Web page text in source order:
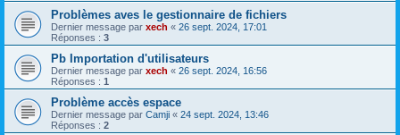
Problèmes aves le gestionnaire de fichiers
Dernier message par xech « 26 sept. 2024, 17:01
Réponses : 3
Pb Importation d'utilisateurs
Dernier message par xech « 26 sept. 2024, 16:56
Réponses : 1
Problème accès espace
Dernier message par Camji « 24 sept. 2024, 13:46
Réponses : 2